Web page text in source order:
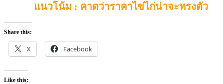
แนวโน้ม : คาดว่าราคาไข่ไก่น่าจะทรงตัว
Share this:
X Facebook
Like this: